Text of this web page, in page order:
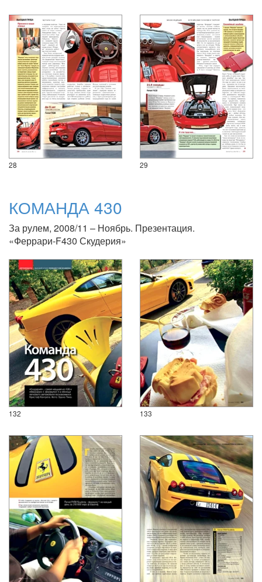
28 29
КОМАНДА 430
За рулем, 2008/11 – Ноябрь. Презентация.
«Феррари-F430 Скудерия»
132 133